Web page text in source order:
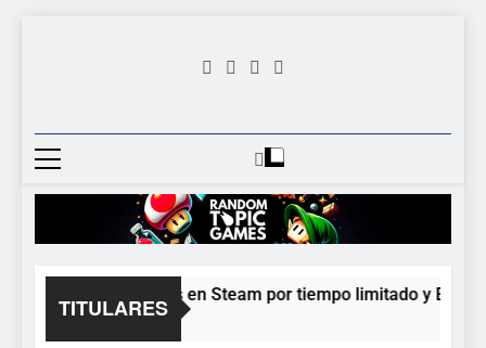
Random
Games
Videojuego Favorito
TITULARES
está gratis en Steam por tiempo limitado y Epic